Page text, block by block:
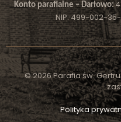
Konto parafialne – Darłowo:
NIP: 499-002-
© 2026 Parafia św.
Polityka